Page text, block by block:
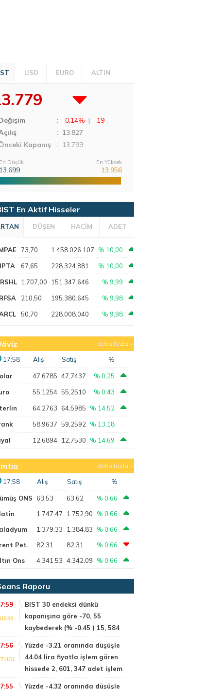
USD EURO ALTIN
: -0,14% | -19
: 13.827
Kapanış
: 13.799
En Düşük
13.699
En Yüksek
13.956
En Aktif Hisseler
DÜŞEN HACİM ADET
73,70 1.458.026.107 % 10,00
67,65 228.324.881 % 10,00
1.707,00 151.347.646 % 9,99
210,50 195.380.645 % 9,98
50,70 228.008.040 % 9,98
daha fazla
17:58 Alış Satış %
47,6785 47,7437 % 0,25
55,1254 55,2510 % 0,43
64,2763 64,5985 % 14,52
58,9637 59,2592 % 13,18
12,6894 12,7530 % 14,69
daha fazla
17:58 Alış Satış %
ONS 63,53 63,62
% 0,66
1.747,47 1.752,90
% 0,66
1.379,33 1.384,83
% 0,66
Pet.
82,31 82,31
% 0,66
Ons
4.341,53 4.342,09 % 0,66
Raporu
BIST 30 endeksi dünkü
kapanışına göre -70, 55
kaybederek (% -0.45 ) 15, 584
Yüzde -3.21 oranında düşüşle
44.04 lira fiyatla işlem gören
hissede 2, 601, 347 adet işlem
Yüzde -4.32 oranında düşüşle